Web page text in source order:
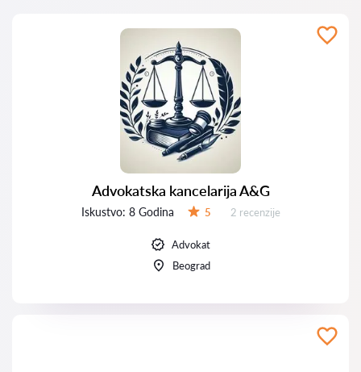
Advokatska kancelarija A&G
Iskustvo: 8 Godina 5 Recenzija:
2 recenzije
Advokat
Beograd